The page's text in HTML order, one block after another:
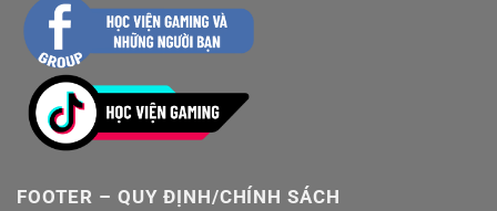
FOOTER – QUY ĐỊNH/CHÍNH SÁCH